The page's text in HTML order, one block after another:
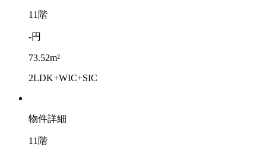
11階
-円
73.52m²
2LDK+WIC+SIC
物件詳細
11階